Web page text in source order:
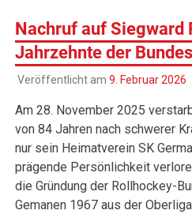
Nachruf auf Siegward
Jahrzehnte der
Veröffentlicht am 9. Februar 2026
Am 28. November 2025
von 84 Jahren nach schwerer
nur sein Heimatverein SK
prägende Persönlichkeit
die Gründung der Rollhockey-
Gemanen 1967 aus der